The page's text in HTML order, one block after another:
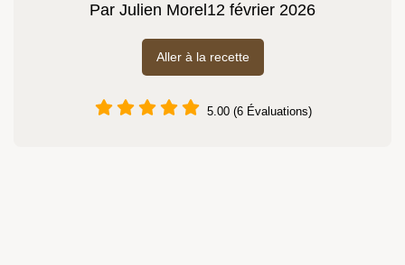
Par Julien Morel 12 février 2026
Aller à la recette
5.00 (6 Évaluations)